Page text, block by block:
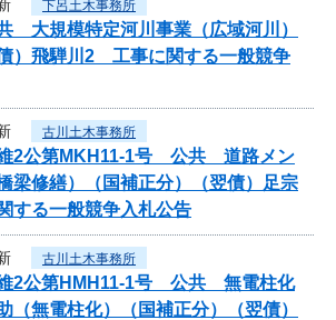
下呂土木事務所
大規模特定河川事業（広域河川）
債）飛騨川2 工事に関する一般競争
古川土木事務所
維2公第MKH11-1号 公共 道路メン
梁修繕）（国補正分）（翌債）足宗
する一般競争入札公告
古川土木事務所
維2公第HMH11-1号 公共 無電柱化
（無電柱化）（国補正分）（翌債）